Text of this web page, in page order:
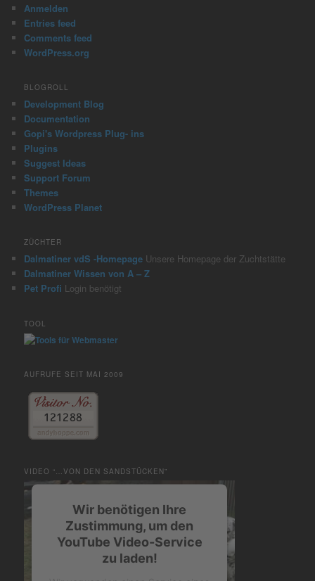
h
Anmelden
Entries feed
Comments feed
WordPress.org
BLOGROLL
Development Blog
Documentation
Gopi's Wordpress Plug- ins
Plugins
Suggest Ideas
Support Forum
Themes
WordPress Planet
ZÜCHTER
Dalmatiner vdS -Homepage Unsere Homepage der Zuchtstätte
Dalmatiner Wissen von A – Z
Pet Profi Login benötigt
TOOL
AUFRUFE SEIT MAI 2009
VIDEO “…VON DEN SANDSTÜCKEN”
Wir benötigen Ihre
Zustimmung, um den
YouTube Video-Service
zu laden!